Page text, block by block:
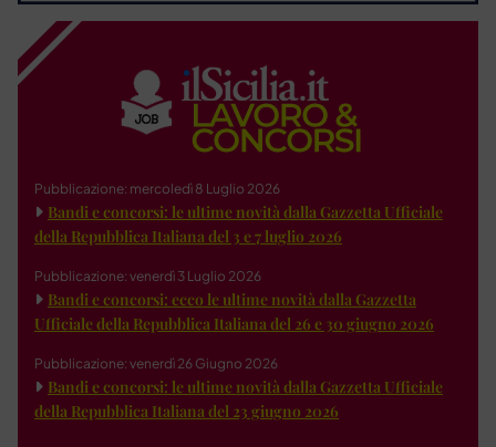
Pubblicazione: mercoledì 8 Luglio 2026
Bandi e concorsi: le ultime novità dalla Gazzetta Ufficiale
della Repubblica Italiana del 3 e 7 luglio 2026
Pubblicazione: venerdì 3 Luglio 2026
Bandi e concorsi: ecco le ultime novità dalla Gazzetta
Ufficiale della Repubblica Italiana del 26 e 30 giugno 2026
Pubblicazione: venerdì 26 Giugno 2026
Bandi e concorsi: le ultime novità dalla Gazzetta Ufficiale
della Repubblica Italiana del 23 giugno 2026